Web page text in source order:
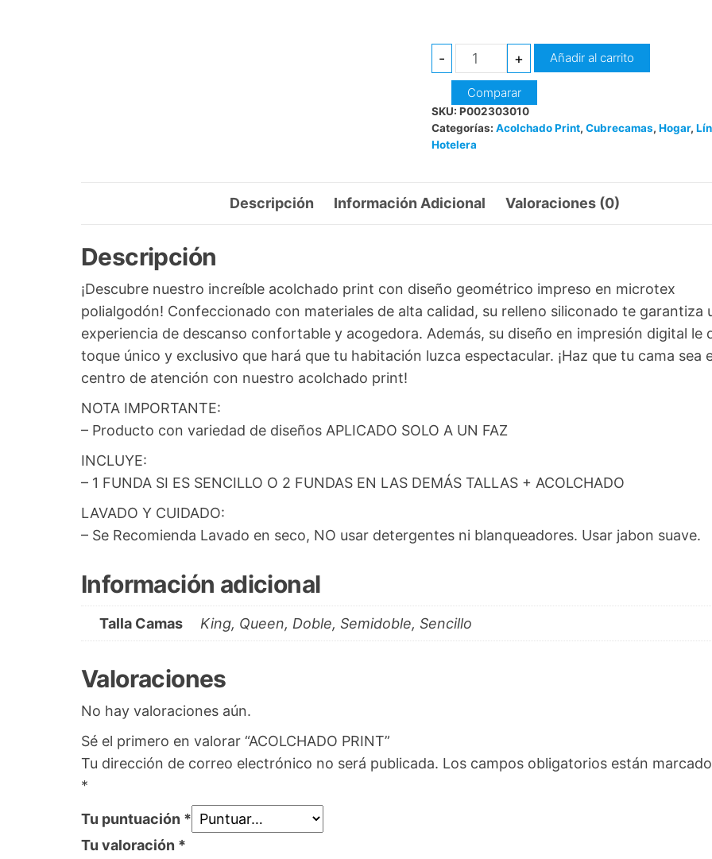
-
ACOLCHADO
PRINT
cantidad
+ Añadir al carrito
Comparar
SKU: P002303010
Categorías: Acolchado Print, Cubrecamas, Hogar,
Hotelera
Descripción Información Adicional Valoraciones (0)
Descripción
¡Descubre nuestro increíble acolchado print con diseño geométrico impreso en microtex
polialgodón! Confeccionado con materiales de alta calidad, su relleno siliconado te garantiza
experiencia de descanso confortable y acogedora. Además, su diseño en impresión digital le
toque único y exclusivo que hará que tu habitación luzca espectacular. ¡Haz que tu cama sea
centro de atención con nuestro acolchado print!
NOTA IMPORTANTE:
– Producto con variedad de diseños APLICADO SOLO A UN FAZ
INCLUYE:
– 1 FUNDA SI ES SENCILLO O 2 FUNDAS EN LAS DEMÁS TALLAS + ACOLCHADO
LAVADO Y CUIDADO:
– Se Recomienda Lavado en seco, NO usar detergentes ni blanqueadores. Usar jabon suave.
Información adicional
Talla Camas King, Queen, Doble, Semidoble, Sencillo
Valoraciones
No hay valoraciones aún.
Sé el primero en valorar “ACOLCHADO PRINT”
Tu dirección de correo electrónico no será publicada. Los campos obligatorios están
*
Tu puntuación *
Tu valoración *